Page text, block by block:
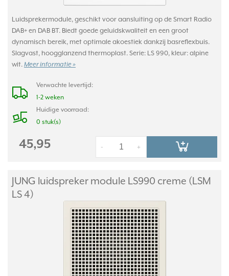
Luidsprekermodule, geschikt voor aansluiting op de Smart Radio
DAB+ en DAB BT. Biedt goede geluidskwaliteit en een groot
dynamisch bereik, met optimale akoestiek dankzij basreflexbuis.
Slagvast, hoogglanzend thermoplast. Serie: LS 990, kleur: alpine
wit. Meer informatie »
Verwachte levertijd:
1-2 weken
Huidige voorraad:
0 stuk(s)
45,95 +
-
JUNG luidspreker module LS990 creme (LSM
LS 4)